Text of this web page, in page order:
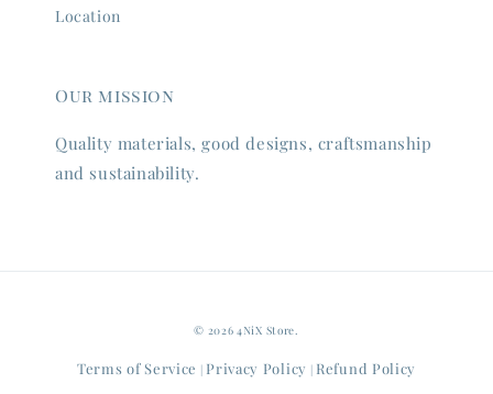
Location
Our mission
Quality materials, good designs, craftsmanship
and sustainability.
© 2026 4NiX Store.
Terms of Service | Privacy Policy | Refund Policy